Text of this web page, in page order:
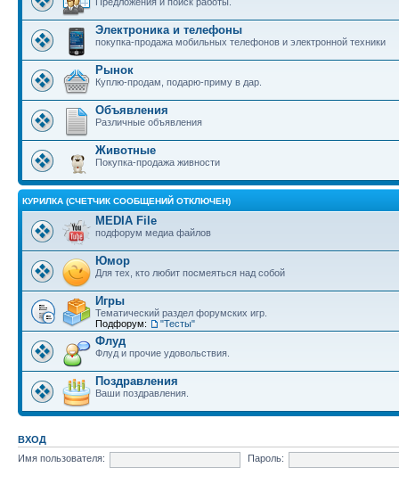
Электроника и телефоны
покупка-продажа мобильных телефонов и электронной техники
Рынок
Куплю-продам, подарю-приму в дар.
Объявления
Различные объявления
Животные
Покупка-продажа живности
КУРИЛКА (СЧЕТЧИК СООБЩЕНИЙ ОТКЛЮЧЕН)
MEDIA File
подфорум медиа файлов
Юмор
Для тех, кто любит посмеяться над собой
Игры
Тематический раздел форумских игр.
Подфорум:
"Тесты"
Флуд
Флуд и прочие удовольствия.
Поздравления
Ваши поздравления.
ВХОД
Имя пользователя:
Пароль: